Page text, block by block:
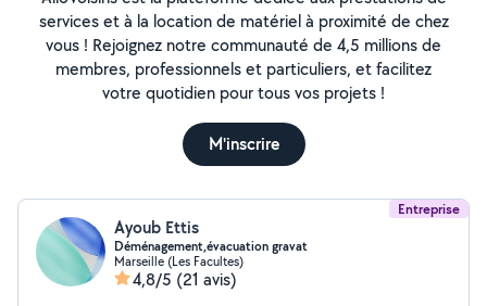
services et à la location de matériel à proximité de chez
vous ! Rejoignez notre communauté de 4,5 millions de
membres, professionnels et particuliers, et facilitez
votre quotidien pour tous vos projets !
M'inscrire
Entreprise
Ayoub Ettis
Déménagement,évacuation gravat
Marseille (Les Facultes)
4,8/5 (21 avis)